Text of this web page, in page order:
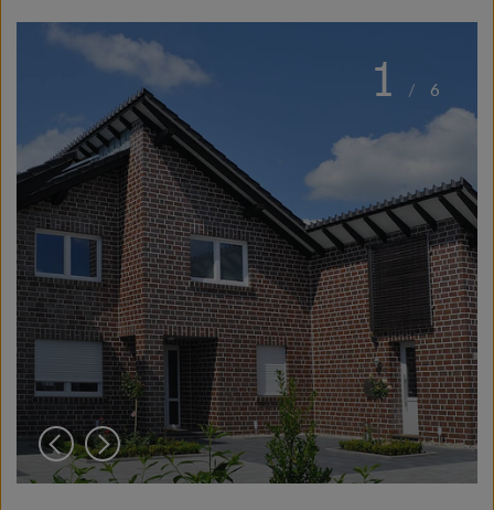
1 / 6